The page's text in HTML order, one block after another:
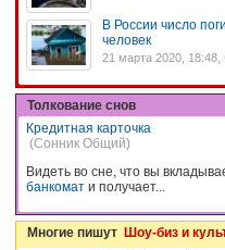
В России число
человек
21 марта 2020, 18:48,
Толкование снов
Кредитная карточка
(Сонник Общий)
Видеть во сне, что вы
банкомат и получает...
Многие пишут Шоу-биз и